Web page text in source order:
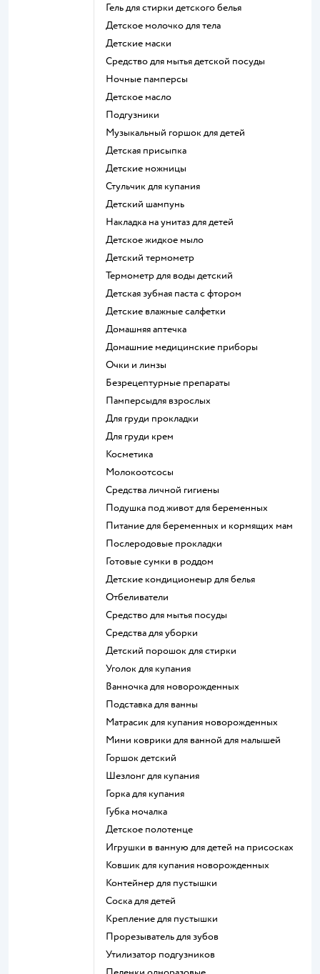
гель для стирки детского белья
детское молочко для тела
детские маски
средство для мытья детской посуды
ночные памперсы
детское масло
подгузники
музыкальный горшок для детей
детская присыпка
детские ножницы
стульчик для купания
детский шампунь
накладка на унитаз для детей
детское жидкое мыло
детский термометр
термометр для воды детский
детская зубная паста с фтором
детские влажные салфетки
домашняя аптечка
домашние медицинские приборы
очки и линзы
безрецептурные препараты
памперсыдля взрослых
для груди прокладки
для груди крем
косметика
Молокоотсосы
средства личной гигиены
подушка под живот для беременных
питание для беременных и кормящих мам
послеродовые прокладки
готовые сумки в роддом
детские кондиционеыр для белья
отбеливатели
средство для мытья посуды
средства для уборки
детский порошок для стирки
уголок для купания
ванночка для новорожденных
подставка для ванны
матрасик для купания новорожденных
мини коврики для ванной для малышей
горшок детский
шезлонг для купания
горка для купания
губка мочалка
детское полотенце
игрушки в ванную для детей на присосках
ковшик для купания новорожденных
контейнер для пустышки
соска для детей
крепление для пустышки
прорезыватель для зубов
утилизатор подгузников